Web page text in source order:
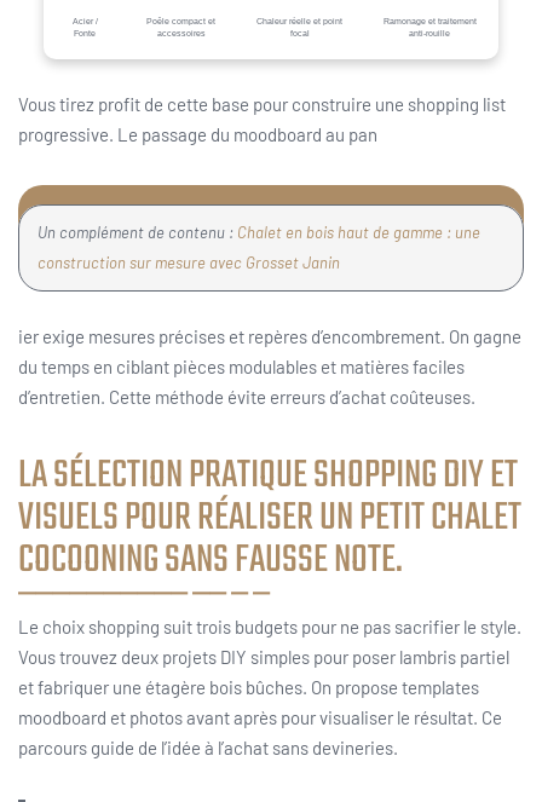
Acier /
Fonte
Poêle compact et
accessoires
Chaleur réelle et point
focal
Ramonage et traitement
anti-rouille
Vous tirez profit de cette base pour construire une shopping list
progressive. Le passage du moodboard au pan
Un complément de contenu : Chalet en bois haut de gamme : une
construction sur mesure avec Grosset Janin
ier exige mesures précises et repères d’encombrement. On gagne
du temps en ciblant pièces modulables et matières faciles
d’entretien. Cette méthode évite erreurs d’achat coûteuses.
LA SÉLECTION PRATIQUE SHOPPING DIY ET
VISUELS POUR RÉALISER UN PETIT CHALET
COCOONING SANS FAUSSE NOTE.
Le choix shopping suit trois budgets pour ne pas sacrifier le style.
Vous trouvez deux projets DIY simples pour poser lambris partiel
et fabriquer une étagère bois bûches. On propose templates
moodboard et photos avant après pour visualiser le résultat. Ce
parcours guide de l’idée à l’achat sans devineries.